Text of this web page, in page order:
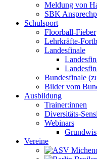
Meldung von
SBK
Schulsport
Floorball-Fieber
Lehrkräfte-
Landesfinale
Bundesfinale
Bilder vom
Ausbildung
Trainer:innen
Diversitäts-
Webinars
Vereine